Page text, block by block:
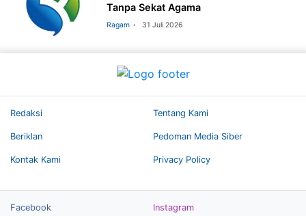
Tanpa Sekat Agama
Ragam 31 Juli 2026
Redaksi Tentang Kami
Beriklan Pedoman Media Siber
Kontak Kami Privacy Policy
Facebook Instagram